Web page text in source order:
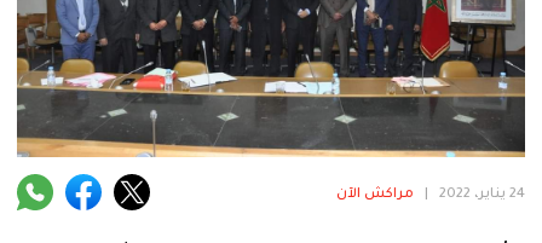
المرأة
فنية
منوعة
آراء
24 يناير، 2022 مراكش الآن